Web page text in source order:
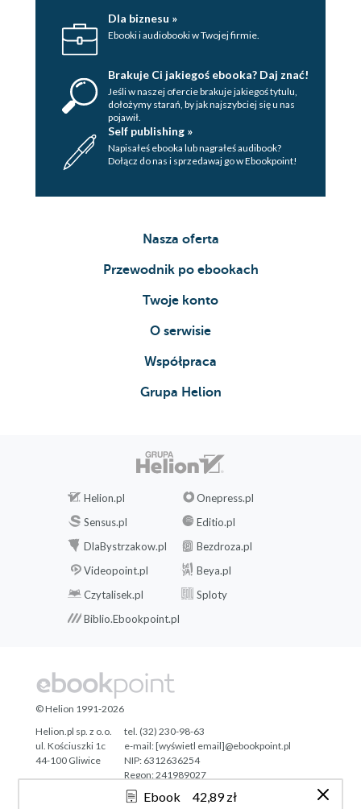
Ebook 42,89 zł
Dla biznesu »
Ebooki i audiobooki w Twojej firmie.
Brakuje Ci jakiegoś ebooka? Daj znać!
Jeśli w naszej ofercie brakuje jakiegoś tytulu,
dołożymy starań, by jak najszybciej się u nas
pojawił.
Self publishing »
Napisałeś ebooka lub nagrałeś audibook?
Dołącz do nas i sprzedawaj go w Ebookpoint!
Nasza oferta
Przewodnik po ebookach
Twoje konto
O serwisie
Współpraca
Grupa Helion
Helion.pl
Onepress.pl
Sensus.pl
Editio.pl
DlaBystrzakow.pl
Bezdroza.pl
Videopoint.pl
Beya.pl
Czytalisek.pl
Sploty
Biblio.Ebookpoint.pl
Tonik.pl
© Helion 1991-2026
Helion.pl sp. z o.o.
ul. Kościuszki 1c
44-100 Gliwice
tel. (32) 230-98-63
e-mail:[wyświetl email]@ebookpoint.pl
NIP: 6312636254
Regon: 241989027